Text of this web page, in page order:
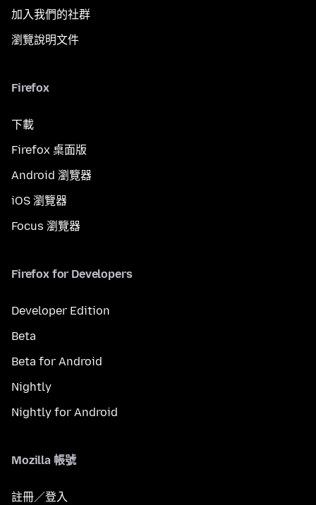
加入我們的社群
瀏覽說明文件
Firefox
下載
Firefox 桌面版
Android 瀏覽器
iOS 瀏覽器
Focus 瀏覽器
Firefox for Developers
Developer Edition
Beta
Beta for Android
Nightly
Nightly for Android
Mozilla 帳號
註冊／登入